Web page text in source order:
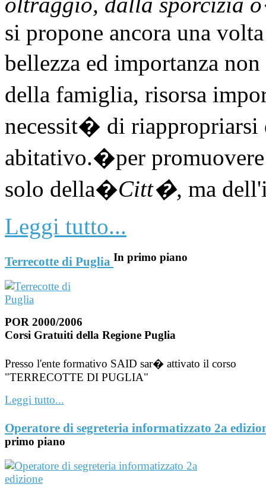
si propone ancora una
bellezza ed importanza
della famiglia, risorsa
necessit� di
abitativo.�per
solo della�Citt�, ma
Leggi tutto...
Terrecotte di Puglia In primo piano
POR 2000/2006
Corsi Gratuiti della Regione Puglia
Presso l'ente formativo SAID sar� attivato il corso
"TERRECOTTE DI PUGLIA"
Leggi tutto...
Operatore di segreteria informatizzato 2a
primo piano